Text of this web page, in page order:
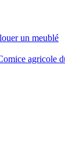
un meublé
agricole